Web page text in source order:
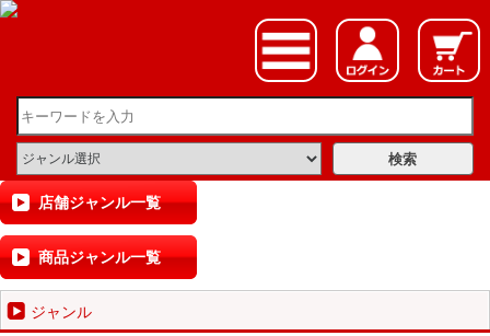
店舗ジャンル一覧
商品ジャンル一覧
ジャンル